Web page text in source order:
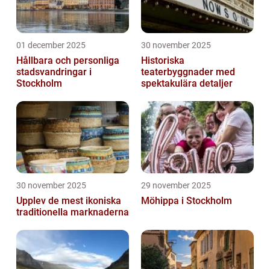
01 december 2025
Hållbara och personliga
stadsvandringar i
Stockholm
30 november 2025
Historiska
teaterbyggnader med
spektakulära detaljer
30 november 2025
Upplev de mest ikoniska
traditionella marknaderna
29 november 2025
Möhippa i Stockholm